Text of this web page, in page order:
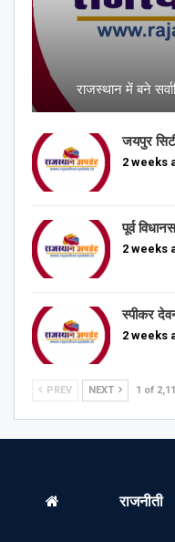
राजस्थान में बने
जयपुर
2 weeks
पूर्व
2 weeks
स्पीकर
2 weeks
PREV NEXT 1 of
राजनीती